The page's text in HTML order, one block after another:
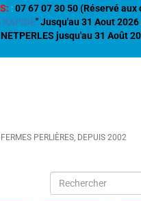
: 07 67 07 30 50 (Réservé
" Jusqu'au 31 Aout 2026
NETPERLES jusqu'au 31 Août
PERLIÈRES, DEPUIS 2002